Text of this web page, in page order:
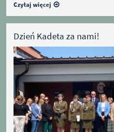
Czytaj więcej
Dzień Kadeta za nami!